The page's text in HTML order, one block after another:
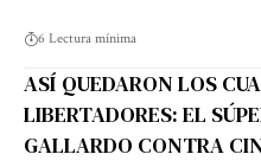
6 Lectura mínima
ASÍ QUEDARON LOS
LIBERTADORES: EL
GALLARDO CONTRA